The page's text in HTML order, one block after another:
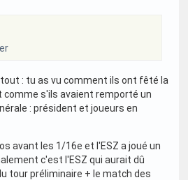
: tu as vu comment ils ont fêté la
comme s'ils avaient remporté un
: président et joueurs en
avant les 1/16e et l'ESZ a joué un
c'est l'ESZ qui aurait dû
tour préliminaire + le match des